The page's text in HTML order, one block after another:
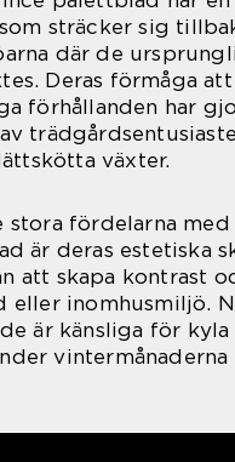
sträcker sig
där de
Deras förmåga
förhållanden har
växter.
stora fördelarna
är deras estetiska
att skapa kontrast
eller inomhusmiljö.
är känsliga för kyla